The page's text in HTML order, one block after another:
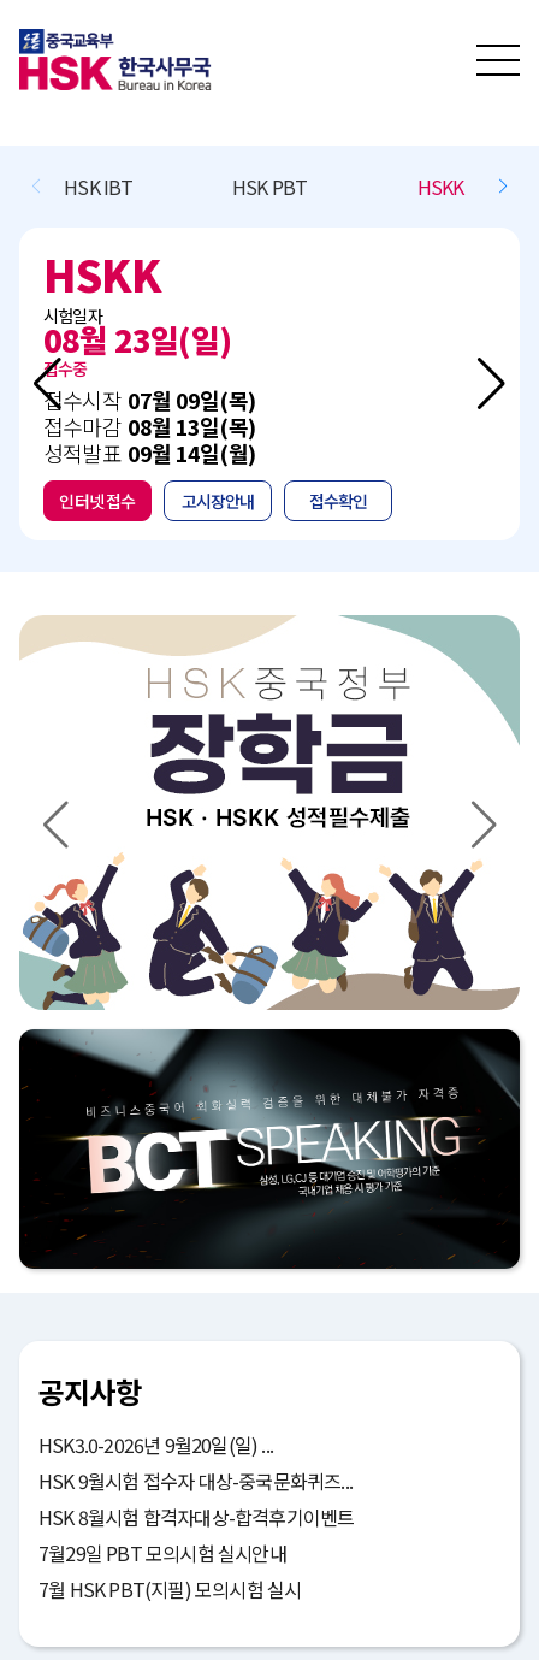
HSK IBT HSK PBT HSKK
HSKK
시험일자
08월 23일(일)
접수중
접수시작 07월 09일(목)
접수마감 08월 13일(목)
성적발표 09월 14일(월)
인터넷 접수 고시장안내 접수확인
공지사항
HSK3.0-2026년 9월20일(일) ...
HSK 9월시험 접수자 대상-중국문화퀴즈...
HSK 8월시험 합격자대상-합격후기이벤트
7월29일 PBT 모의시험 실시안내
7월 HSK PBT(지필) 모의시험 실시